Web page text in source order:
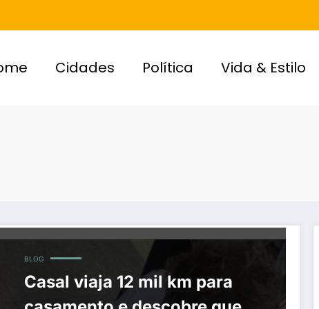
Cidades Política Vida & Estilo
BLOG
Casal viaja 12 mil km para